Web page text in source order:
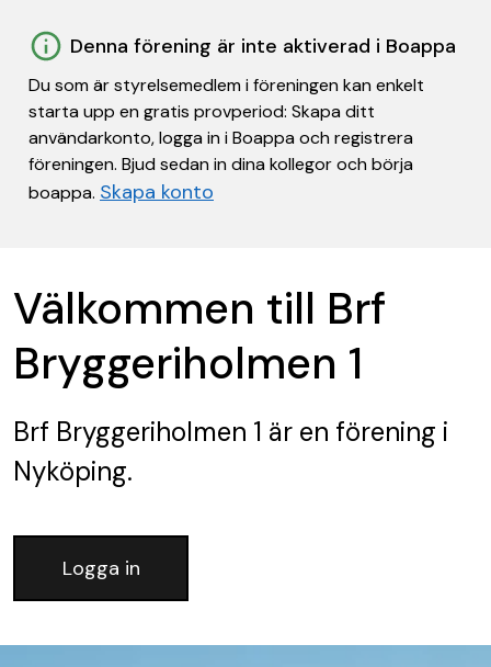
Denna förening är inte aktiverad i Boappa
Du som är styrelsemedlem i föreningen kan enkelt
starta upp en gratis provperiod: Skapa ditt
användarkonto, logga in i Boappa och registrera
föreningen. Bjud sedan in dina kollegor och börja
boappa. Skapa konto
Välkommen till Brf
Bryggeriholmen 1
Brf Bryggeriholmen 1 är en förening i
Nyköping.
Logga in